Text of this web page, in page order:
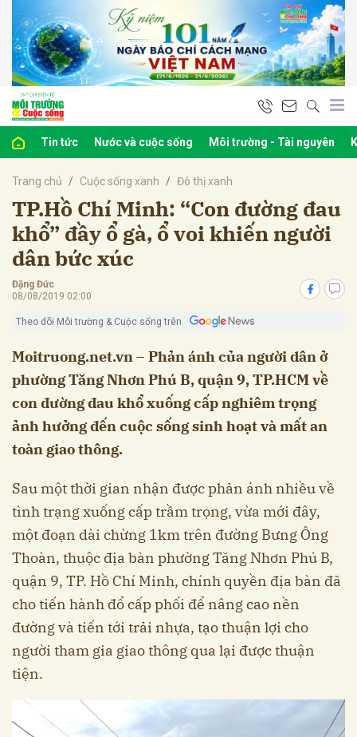
Tin tức Nước và cuộc sống Môi trường - Tài nguyên
Trang chủ Cuộc sống xanh Đô thị xanh
TP.Hồ Chí Minh: “Con đường đau
khổ” đầy ổ gà, ổ voi khiến người
dân bức xúc
Đặng Đức
08/08/2019 02:00
Theo dõi Môi trường & Cuộc sống trên
Moitruong.net.vn – Phản ánh của người dân ở
phường Tăng Nhơn Phú B, quận 9, TP.HCM về
con đường đau khổ xuống cấp nghiêm trọng
ảnh hưởng đến cuộc sống sinh hoạt và mất an
toàn giao thông.
Sau một thời gian nhận được phản ánh nhiều về
tình trạng xuống cấp trầm trọng, vừa mới đây,
một đoạn dài chừng 1km trên đường Bưng Ông
Thoàn, thuộc địa bàn phường Tăng Nhơn Phú B,
quận 9, TP. Hồ Chí Minh, chính quyền địa bàn đã
cho tiến hành đổ cấp phối để nâng cao nền
đường và tiến tới trải nhựa, tạo thuận lợi cho
người tham gia giao thông qua lại được thuận
tiện.
luận